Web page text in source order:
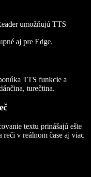
umožňujú TTS
aj pre Edge.
TTS funkcie a
turečtina.
textu prinášajú ešte
reči v reálnom čase aj viac